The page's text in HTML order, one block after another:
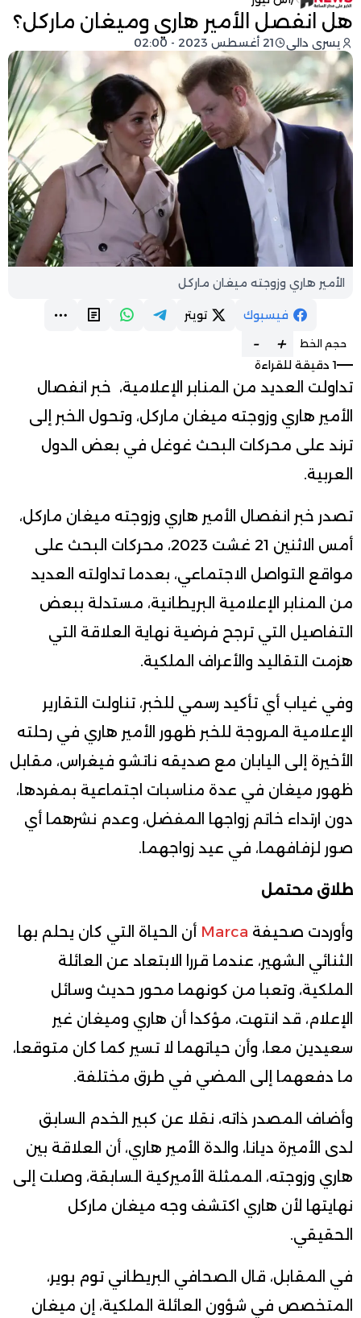
هل انفصل الأمير هاري وميغان ماركل؟
يسرى دالي 21 أغسطس 2023 - 02:00
الأمير هاري وزوجته ميغان ماركل
فيسبوك تويتر
حجم الخط +
-
1 دقيقة للقراءة
تداولت العديد من المنابر الإعلامية، خبر انفصال
الأمير هاري وزوجته ميغان ماركل، وتحول الخبر إلى
ترند على محركات البحث غوغل في بعض الدول
العربية.
تصدر خبر انفصال الأمير هاري وزوجته ميغان ماركل،
أمس الاثنين 21 غشت 2023، محركات البحث على
مواقع التواصل الاجتماعي، بعدما تداولته العديد
من المنابر الإعلامية البريطانية، مستدلة ببعض
التفاصيل التي ترجح فرضية نهاية العلاقة التي
هزمت التقاليد والأعراف الملكية.
وفي غياب أي تأكيد رسمي للخبر، تناولت التقارير
الإعلامية المروجة للخبر ظهور الأمير هاري في رحلته
الأخيرة إلى اليابان مع صديقه ناتشو فيغراس، مقابل
ظهور ميغان في عدة مناسبات اجتماعية بمفردها،
دون ارتداء خاتم زواجها المفضل، وعدم نشرهما أي
صور لزفافهما، في عيد زواجهما.
طلاق محتمل
وأوردت صحيفة Marca أن الحياة التي كان يحلم بها
الثنائي الشهير، عندما قررا الابتعاد عن العائلة
الملكية، وتعبا من كونهما محور حديث وسائل
الإعلام، قد انتهت، مؤكدا أن هاري وميغان غير
سعيدين معا، وأن حياتهما لا تسير كما كان متوقعا،
ما دفعهما إلى المضي في طرق مختلفة.
وأضاف المصدر ذاته، نقلا عن كبير الخدم السابق
لدى الأميرة ديانا، والدة الأمير هاري، أن العلاقة بين
هاري وزوجته، الممثلة الأميركية السابقة، وصلت إلى
نهايتها لأن هاري اكتشف وجه ميغان ماركل
الحقيقي.
في المقابل، قال الصحافي البريطاني توم بوير،
المتخصص في شؤون العائلة الملكية، إن ميغان